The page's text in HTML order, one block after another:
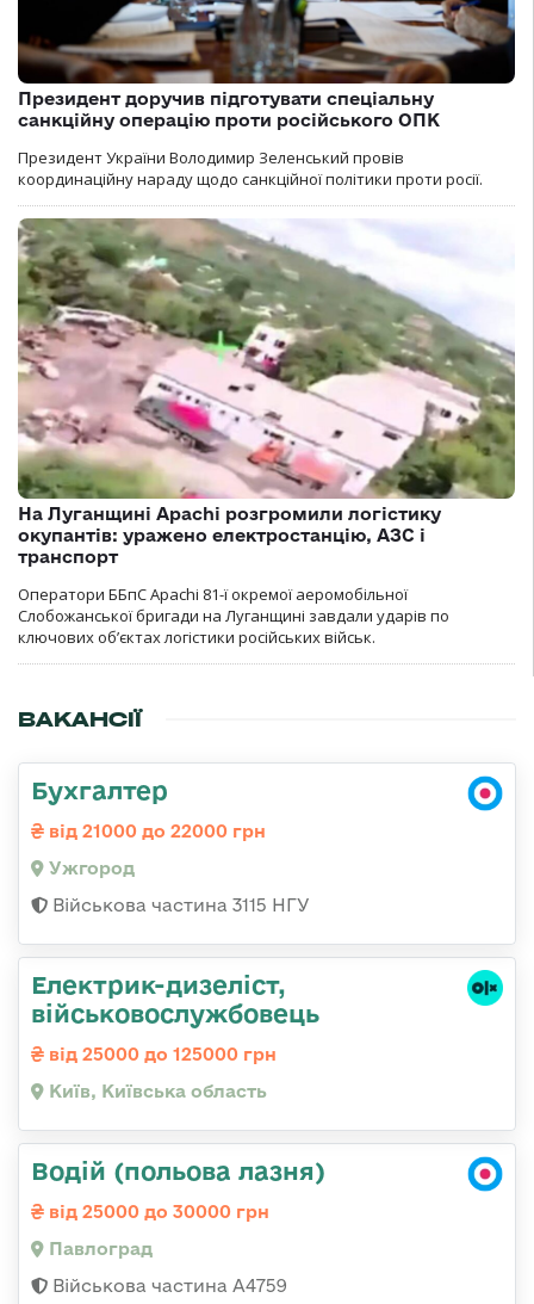
Президент доручив підготувати спеціальну
санкційну операцію проти російського ОПК
Президент України Володимир Зеленський провів
координаційну нараду щодо санкційної політики проти росії.
На Луганщині Apachi розгромили логістику
окупантів: уражено електростанцію, АЗС і
транспорт
Оператори ББпС Apachi 81-ї окремої аеромобільної
Слобожанської бригади на Луганщині завдали ударів по
ключових об’єктах логістики російських військ.
ВАКАНСІЇ
Бухгалтер
від 21000 до 22000 грн
Ужгород
Військова частина 3115 НГУ
Електрик-дизеліст,
військовослужбовець
від 25000 до 125000 грн
Київ, Київська область
Водій (польова лазня)
від 25000 до 30000 грн
Павлоград
Військова частина А4759